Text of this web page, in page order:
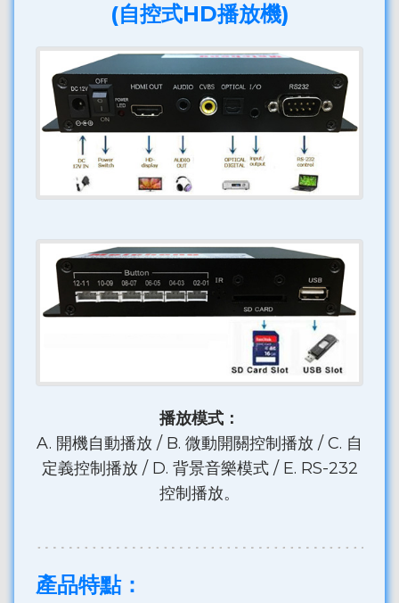
(自控式HD播放機)
播放模式：
A. 開機自動播放 / B. 微動開關控制播放 / C. 自
定義控制播放 / D. 背景音樂模式 / E. RS-232
控制播放。
產品特點：